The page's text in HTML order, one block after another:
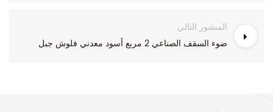
المنشور التالي
ضوء السقف الصناعي 2 مربع أسود معدني فلوش جبل